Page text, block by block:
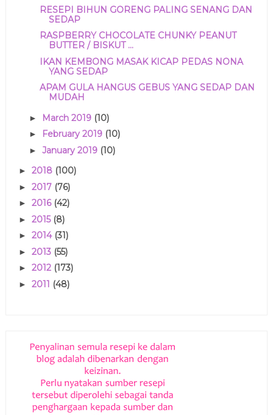
RESEPI BIHUN GORENG PALING SENANG DAN
SEDAP
RASPBERRY CHOCOLATE CHUNKY PEANUT
BUTTER / BISKUT ...
IKAN KEMBONG MASAK KICAP PEDAS NONA
YANG SEDAP
APAM GULA HANGUS GEBUS YANG SEDAP DAN
MUDAH
► March 2019 (10)
► February 2019 (10)
► January 2019 (10)
► 2018 (100)
► 2017 (76)
► 2016 (42)
► 2015 (8)
► 2014 (31)
► 2013 (55)
► 2012 (173)
► 2011 (48)